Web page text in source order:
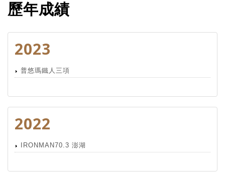
歷年成績
2023
普悠瑪鐵人三項
2022
IRONMAN70.3 澎湖